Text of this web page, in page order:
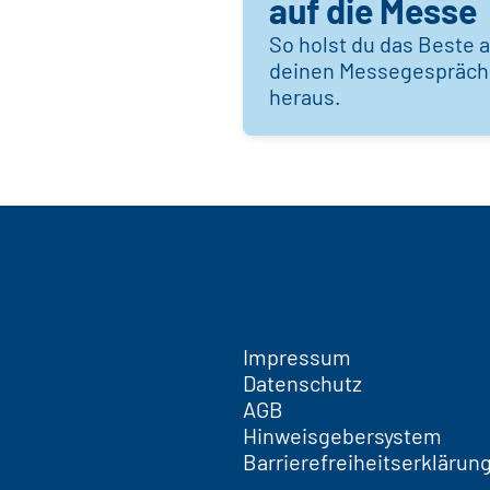
auf die Messe
So holst du das Beste
deinen
heraus.
Impressum
Datenschutz
AGB
Hinweisgebersystem